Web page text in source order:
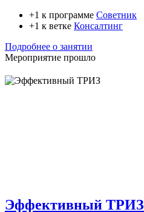
+1 к программе Советник
+1 к ветке Консалтинг
Подробнее о занятии
Мероприятие прошло
Эффективный ТРИЗ